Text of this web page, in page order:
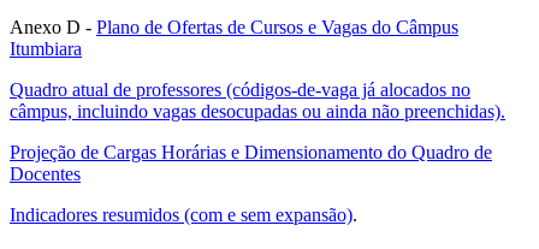
Anexo D - Plano de Ofertas de Cursos e Vagas do Câmpus
Itumbiara
Quadro atual de professores (códigos-de-vaga já alocados no
câmpus, incluindo vagas desocupadas ou ainda não preenchidas).
Projeção de Cargas Horárias e Dimensionamento do Quadro de
Docentes
Indicadores resumidos (com e sem expansão).